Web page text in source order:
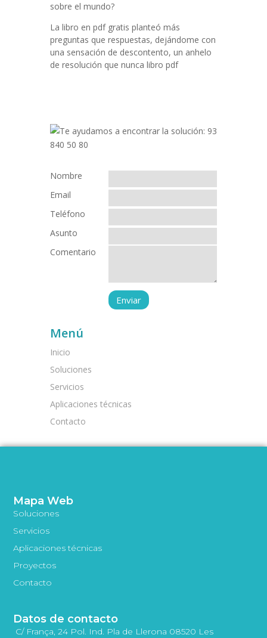
sobre el mundo?
La libro en pdf gratis planteó más
preguntas que respuestas, dejándome con
una sensación de descontento, un anhelo
de resolución que nunca libro pdf
Nombre
Email
Teléfono
Asunto
Comentario
Menú
Inicio
Soluciones
Servicios
Aplicaciones técnicas
Contacto
Mapa Web
Soluciones
Servicios
Aplicaciones técnicas
Proyectos
Contacto
Datos de contacto
C/ França, 24 Pol. Ind. Pla de Llerona 08520 Les